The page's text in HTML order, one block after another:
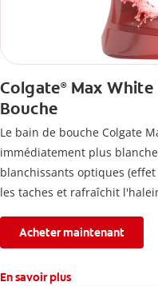
Colgate®Max White
Bouche
Le bain de bouche Colgate
immédiatement plus
blanchissants optiques
les taches et rafraîchit
Acheter maintenant
En savoir plus